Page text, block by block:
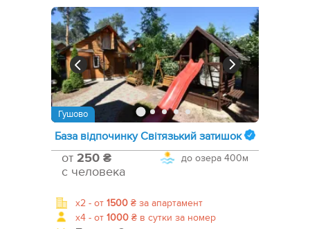
Гушово
База відпочинку Світязький затишок
до озера 400м
от 250 ₴
с человека
x2 - от 1500 ₴ за апартамент
x4 - от 1000 ₴ в сутки за номер